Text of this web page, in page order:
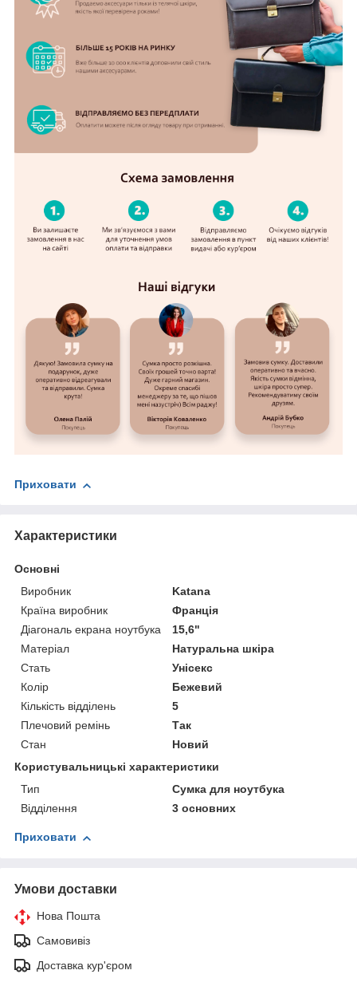
Приховати
Характеристики
Основні
Виробник
Katana
Країна виробник
Франція
Діагональ екрана ноутбука
15,6"
Матеріал
Натуральна шкіра
Стать
Унісекс
Колір
Бежевий
Кількість відділень
5
Плечовий ремінь
Так
Стан
Новий
Користувальницькі характеристики
Тип
Сумка для ноутбука
Відділення
3 основних
Приховати
Умови доставки
Нова Пошта
Самовивіз
Доставка кур'єром